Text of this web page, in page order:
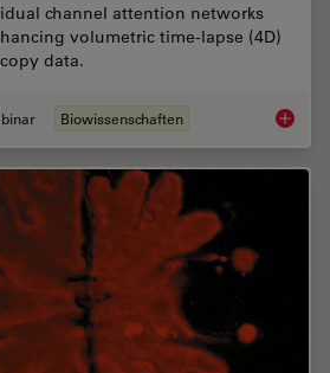
channel attention networks
volumetric time-lapse (4D)
data.
Biowissenschaften AI in